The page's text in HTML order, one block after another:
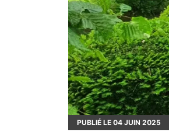
PUBLIÉ LE 04 JUIN 2025